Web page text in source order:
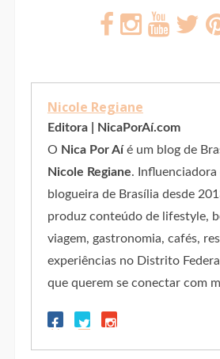
Nicole Regiane
Editora | NicaPorAí.com
O Nica Por Aíé um blog de
Nicole Regiane. Influenciadora
blogueira de Brasília desde
produz conteúdo de lifestyle,
viagem, gastronomia, cafés,
experiências no Distrito
que querem se conectar com